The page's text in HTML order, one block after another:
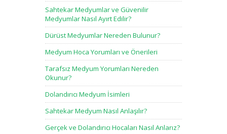
Sahtekar Medyumlar ve Güvenilir
Medyumlar Nasıl Ayırt Edilir?
Dürüst Medyumlar Nereden Bulunur?
Medyum Hoca Yorumları ve Önerileri
Tarafsız Medyum Yorumları Nereden
Okunur?
Dolandırıcı Medyum İsimleri
Sahtekar Medyum Nasıl Anlaşılır?
Gerçek ve Dolandırıcı Hocaları Nasıl Anlarız?